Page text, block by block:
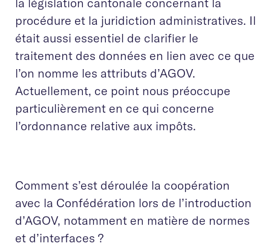
procédure et la juridiction administratives. Il
était aussi essentiel de clarifier le
traitement des données en lien avec ce que
l’on nomme les attributs d’AGOV.
Actuellement, ce point nous préoccupe
particulièrement en ce qui concerne
l’ordonnance relative aux impôts.
Comment s’est déroulée la coopération
avec la Confédération lors de l’introduction
d’AGOV, notamment en matière de normes
et d’interfaces ?